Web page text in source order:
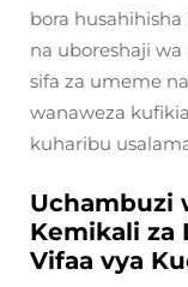
bora
na uboreshaji
sifa za umeme
wanaweza
kuharibu
Uchambuzi
Kemikali za
Vifaa vya